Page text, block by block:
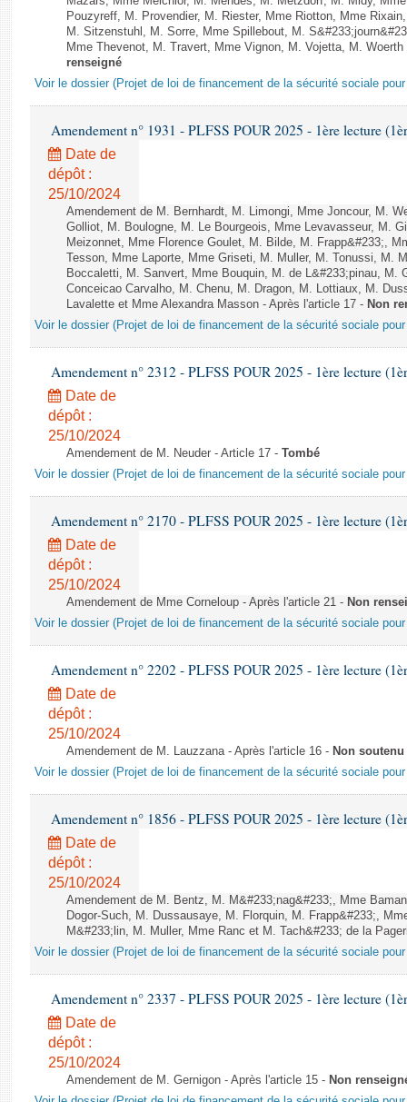
Dossiers législatifs
Budget et sécurité sociale
Questions écrites et orales
Comptes rendus des débats
Pouzyreff, M. Provendier, M. Riester, Mme Riotton, Mme
M. Sitzenstuhl, M. Sorre, Mme Spillebout, M.
Mme Thevenot, M. Travert, Mme Vignon, M. Vojetta, M.
renseigné
Voir le dossier (Projet de loi de financement de la sécurité sociale pour
Amendement n° 1931 - PLFSS POUR 2025 - 1ère lecture
Date de
dépôt :
25/10/2024
Amendement de M. Bernhardt, M. Limongi, Mme Joncour, M.
Golliot, M. Boulogne, M. Le Bourgeois, Mme Levavasseur, M.
Meizonnet, Mme Florence Goulet, M. Bilde, M. Frapp&#233;,
Tesson, Mme Laporte, Mme Griseti, M. Muller, M. Tonussi, M.
Boccaletti, M. Sanvert, Mme Bouquin, M. de L&#233;pinau, M.
Conceicao Carvalho, M. Chenu, M. Dragon, M. Lottiaux, M.
Lavalette et Mme Alexandra Masson - Après l'article 17 - Non
Voir le dossier (Projet de loi de financement de la sécurité sociale pour
Amendement n° 2312 - PLFSS POUR 2025 - 1ère lecture
Date de
dépôt :
25/10/2024
Amendement de M. Neuder - Article 17 - Tombé
Voir le dossier (Projet de loi de financement de la sécurité sociale pour
Amendement n° 2170 - PLFSS POUR 2025 - 1ère lecture
Date de
dépôt :
25/10/2024
Amendement de Mme Corneloup - Après l'article 21 - Non
Voir le dossier (Projet de loi de financement de la sécurité sociale pour
Amendement n° 2202 - PLFSS POUR 2025 - 1ère lecture
Date de
dépôt :
25/10/2024
Amendement de M. Lauzzana - Après l'article 16 - Non soutenu
Voir le dossier (Projet de loi de financement de la sécurité sociale pour
Amendement n° 1856 - PLFSS POUR 2025 - 1ère lecture
Date de
dépôt :
25/10/2024
Amendement de M. Bentz, M. M&#233;nag&#233;, Mme
Dogor-Such, M. Dussausaye, M. Florquin, M. Frapp&#233;,
M&#233;lin, M. Muller, Mme Ranc et M. Tach&#233; de la
Voir le dossier (Projet de loi de financement de la sécurité sociale pour
Amendement n° 2337 - PLFSS POUR 2025 - 1ère lecture
Date de
dépôt :
25/10/2024
Amendement de M. Gernigon - Après l'article 15 - Non